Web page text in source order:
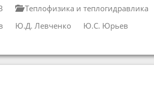
Теплофизика и теплогидравлика
Ю.Д. Левченко Ю.С. Юрьев